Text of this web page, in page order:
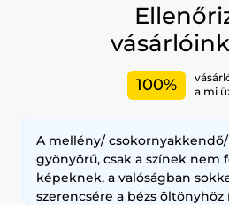
100%
a mi
A mellény/
gyönyörű, csak a színek nem
képeknek, a valóságban
szerencsére a bézs